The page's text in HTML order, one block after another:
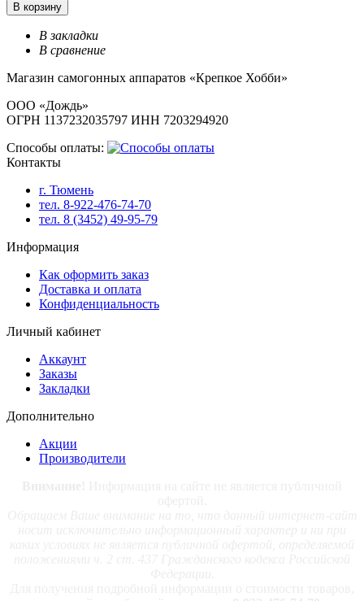
В корзину
В закладки
В сравнение
Магазин самогонных аппаратов «Крепкое Хобби»
ООО «Дождь»
ОГРН 1137232035797 ИНН 7203294920
Способы оплаты:
Контакты
г. Тюмень
тел. 8-922-476-74-70
тел. 8 (3452) 49-95-79
Информация
Как оформить заказ
Доставка и оплата
Конфиденциальность
Личный кабинет
Аккаунт
Заказы
Закладки
Дополнительно
Акции
Производители